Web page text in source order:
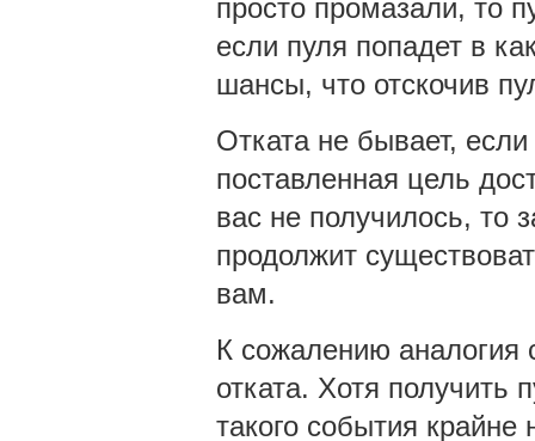
просто промазали, то
если пуля попадет в
шансы, что отскочив
Отката не бывает,
поставленная цель
вас не получилось, то
продолжит
вам.
К сожалению аналогия
отката. Хотя получить
такого события крайне